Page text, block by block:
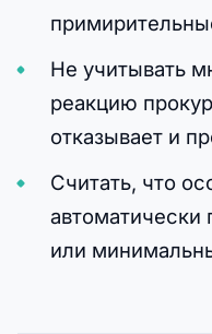
Не учитывать
реакцию
отказывает и
Считать, что
автоматически
или